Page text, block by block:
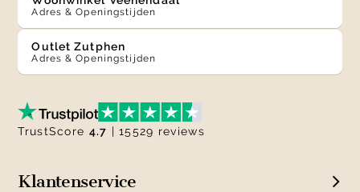
Adres & Openingstijden
Outlet Zutphen
Adres & Openingstijden
Klantenservice
TrustScore 4.7 | 15529 reviews